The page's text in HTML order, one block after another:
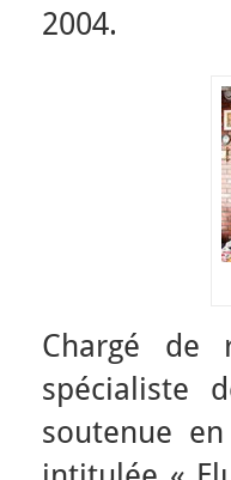
2004.
Chargé de
spécialiste
soutenue